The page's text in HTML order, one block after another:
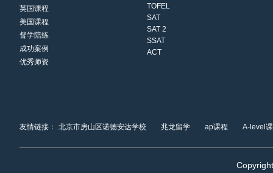
英国课程
美国课程
督学陪练
成功案例
优秀师资
TOFEL
SAT
SAT 2
SSAT
ACT
友情链接： 北京市房山区诺德安达学校 兆龙留学 ap课程 A-level